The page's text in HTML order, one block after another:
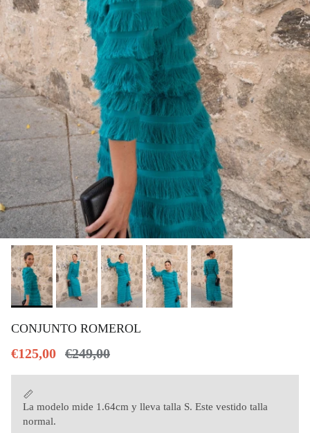
CONJUNTO ROMEROL
Precio de venta
€125,00 Precio normal
€249,00
La modelo mide 1.64cm y lleva talla S. Este vestido talla
normal.